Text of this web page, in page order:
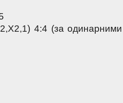
4:4 (за одинарними